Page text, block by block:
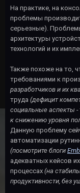
На практике, на
проблемы
серьезные).
архитектуры
технологий и их
Также похоже на то,
требованиями к
разработчиков и их
труда (дефицит
социальные аспекты
к снижению уровня
Данную проблему
автоматизации
(посмотрите блоги
адекватных кейсов
процессах (на
продуктивности, без